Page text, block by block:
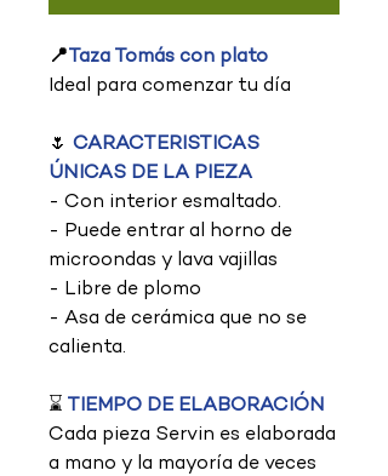
📍Taza Tomás con plato
Ideal para comenzar tu día
🌷 CARACTERISTICAS
ÚNICAS DE LA PIEZA
- Con interior esmaltado.
- Puede entrar al horno de
microondas y lava vajillas
- Libre de plomo
- Asa de cerámica que no se
calienta.
⌛ TIEMPO DE ELABORACIÓN
Cada pieza Servin es elaborada
a mano y la mayoría de veces